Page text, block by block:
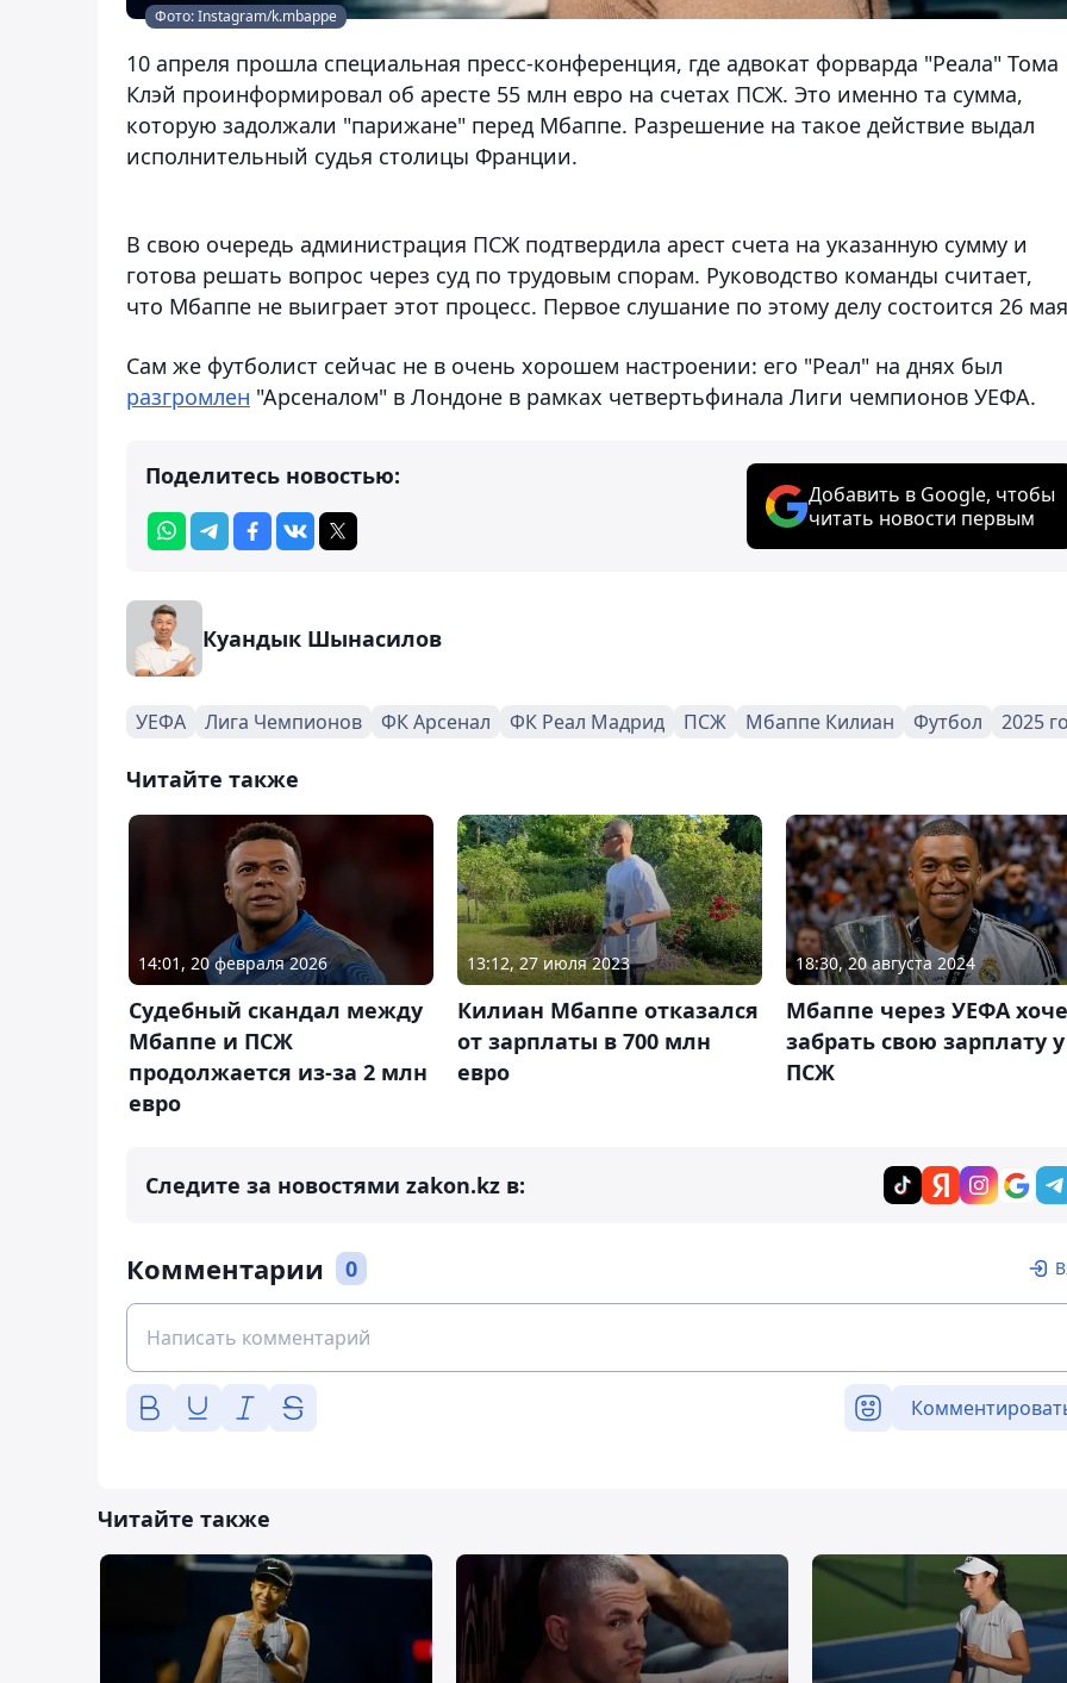
Фото: Instagram/k.mbappe
10 апреля прошла специальная пресс-конференция, где адвокат форварда "Реала" Тома
Клэй проинформировал об аресте 55 млн евро на счетах ПСЖ. Это именно та сумма,
которую задолжали "парижане" перед Мбаппе. Разрешение на такое действие выдал
исполнительный судья столицы Франции.
В свою очередь администрация ПСЖ подтвердила арест счета на указанную сумму и
готова решать вопрос через суд по трудовым спорам. Руководство команды считает,
что Мбаппе не выиграет этот процесс. Первое слушание по этому делу состоится 26
Сам же футболист сейчас не в очень хорошем настроении: его "Реал" на днях был
разгромлен "Арсеналом" в Лондоне в рамках четвертьфинала Лиги чемпионов УЕФА.
Поделитесь новостью:
Добавить в Google, чтобы
читать новости первым
Куандык Шынасилов
УЕФА Лига Чемпионов ФК Арсенал ФК Реал Мадрид ПСЖ Мбаппе Килиан Футбол 2025
Читайте также
14:01, 20 февраля 2026
Судебный скандал между
Мбаппе и ПСЖ
продолжается из-за 2 млн
евро
13:12, 27 июля 2023
Килиан Мбаппе отказался
от зарплаты в 700 млн
евро
18:30, 20 августа 2024
Мбаппе через УЕФА
забрать свою зарплату у
ПСЖ
Следите за новостями zakon.kz в:
Комментарии 0
Читайте также